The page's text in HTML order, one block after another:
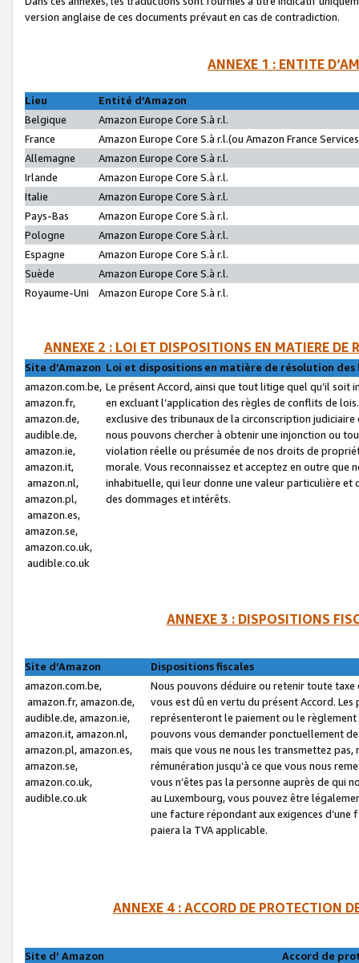
version anglaise de ces documents prévaut en cas de contradiction.
ANNEXE 1 : ENTITE
Lieu
Entité d’Amazon
Belgique
Amazon Europe Core S.à r.l.
France
Amazon Europe Core S.à r.l.(ou Amazon France
Allemagne
Amazon Europe Core S.à r.l.
Irlande
Amazon Europe Core S.à r.l.
Italie
Amazon Europe Core S.à r.l.
Pays-Bas
Amazon Europe Core S.à r.l.
Pologne
Amazon Europe Core S.à r.l.
Espagne
Amazon Europe Core S.à r.l.
Suède
Amazon Europe Core S.à r.l.
Royaume-Uni
Amazon Europe Core S.à r.l.
ANNEXE 2 : LOI ET DISPOSITIONS EN MATIERE DE
Site d’Amazon Loi et dispositions en matière de résolution
amazon.com.be,
amazon.fr,
amazon.de,
audible.de,
amazon.ie,
amazon.it,
amazon.nl,
amazon.pl,
amazon.es,
amazon.se,
amazon.co.uk,
audible.co.uk
Le présent Accord, ainsi que tout litige quel qu’il soit
en excluant l’application des règles de conflits de
exclusive des tribunaux de la circonscription
nous pouvons chercher à obtenir une injonction ou
violation réelle ou présumée de nos droits de
morale. Vous reconnaissez et acceptez en outre que
inhabituelle, qui leur donne une valeur particulière
des dommages et intérêts.
ANNEXE 3 : DISPOSITIONS
Site d’Amazon
Dispositions fiscales
amazon.com.be,
amazon.fr, amazon.de,
audible.de, amazon.ie,
amazon.it, amazon.nl,
amazon.pl, amazon.es,
amazon.se,
amazon.co.uk,
audible.co.uk
Nous pouvons déduire ou retenir toute
vous est dû en vertu du présent Accord.
représenteront le paiement ou le
pouvons vous demander ponctuellement
mais que vous ne nous les transmettez
rémunération jusqu’à ce que vous nous
vous n’êtes pas la personne auprès de qui
au Luxembourg, vous pouvez être
une facture répondant aux exigences
paiera la TVA applicable.
ANNEXE 4 : ACCORD DE PROTECTION
Site d’ Amazon
Accord de